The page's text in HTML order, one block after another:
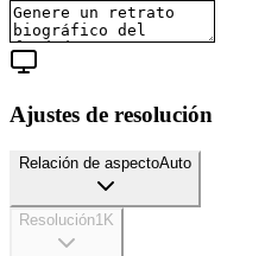
Ajustes de resolución
Relación de aspectoAuto
Resolución1K